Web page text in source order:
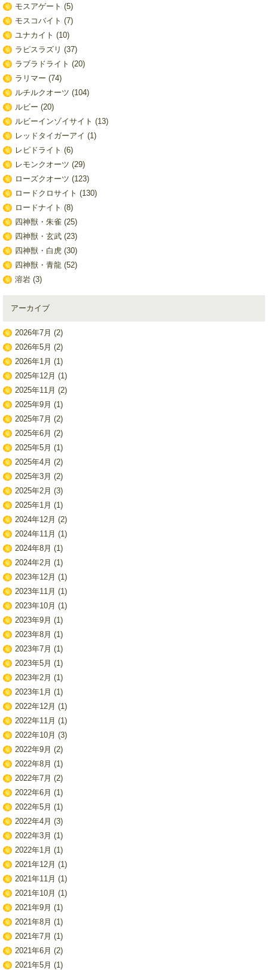
モスアゲート (5)
モスコバイト (7)
ユナカイト (10)
ラピスラズリ (37)
ラブラドライト (20)
ラリマー (74)
ルチルクオーツ (104)
ルビー (20)
ルビーインゾイサイト (13)
レッドタイガーアイ (1)
レピドライト (6)
レモンクオーツ (29)
ローズクオーツ (123)
ロードクロサイト (130)
ロードナイト (8)
四神獣・朱雀 (25)
四神獣・玄武(23)
四神獣・白虎(30)
四神獣・青龍(52)
溶岩(3)
アーカイブ
2026年7月 (2)
2026年5月 (2)
2026年1月 (1)
2025年12月 (1)
2025年11月 (2)
2025年9月 (1)
2025年7月 (2)
2025年6月 (2)
2025年5月 (1)
2025年4月 (2)
2025年3月 (2)
2025年2月 (3)
2025年1月 (1)
2024年12月 (2)
2024年11月 (1)
2024年8月 (1)
2024年2月 (1)
2023年12月 (1)
2023年11月 (1)
2023年10月 (1)
2023年9月 (1)
2023年8月 (1)
2023年7月 (1)
2023年5月 (1)
2023年2月 (1)
2023年1月 (1)
2022年12月 (1)
2022年11月 (1)
2022年10月 (3)
2022年9月 (2)
2022年8月 (1)
2022年7月 (2)
2022年6月 (1)
2022年5月 (1)
2022年4月 (3)
2022年3月 (1)
2022年1月 (1)
2021年12月 (1)
2021年11月 (1)
2021年10月 (1)
2021年9月 (1)
2021年8月 (1)
2021年7月 (1)
2021年6月 (2)
2021年5月 (1)